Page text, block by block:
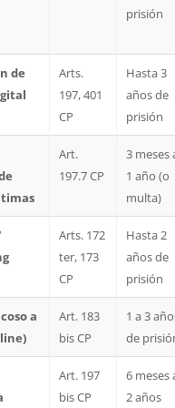
prisión
de
Arts.
197, 401
CP
Hasta 3
años de
prisión
Art.
197.7 CP
3 meses
1 año (o
multa)
Arts. 172
ter, 173
CP
Hasta 2
años de
prisión
a
Art. 183
bis CP
1 a 3
de
Art. 197
bis CP
6 meses
2 años